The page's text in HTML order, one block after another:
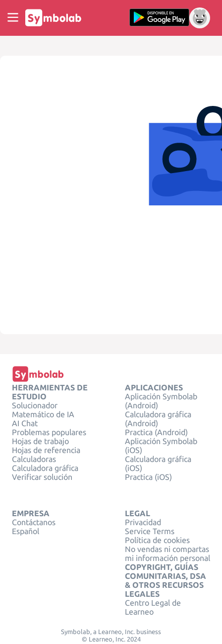
HERRAMIENTAS DE
ESTUDIO
Solucionador
Matemático de IA
AI Chat
Problemas populares
Hojas de trabajo
Hojas de referencia
Calculadoras
Calculadora gráfica
Verificar solución
APLICACIONES
Aplicación Symbolab
(Android)
Calculadora gráfica
(Android)
Practica (Android)
Aplicación Symbolab
(iOS)
Calculadora gráfica
(iOS)
Practica (iOS)
EMPRESA
Contáctanos
Español
LEGAL
Privacidad
Service Terms
Política de cookies
No vendas ni compartas
mi información personal
COPYRIGHT, GUÍAS
COMUNITARIAS, DSA
& OTROS RECURSOS
LEGALES
Centro Legal de
Learneo
Symbolab, a Learneo, Inc. business
© Learneo, Inc. 2024